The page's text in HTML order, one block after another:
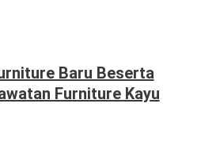
Baru Beserta
Furniture Kayu